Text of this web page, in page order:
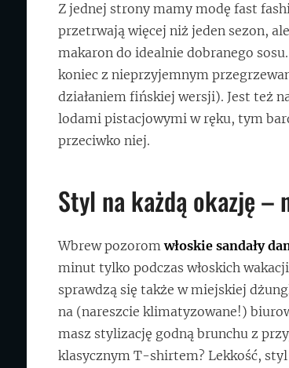
Z jednej strony mamy modę fast
przetrwają więcej niż jeden sezon,
makaron do idealnie dobranego
koniec z nieprzyjemnym
działaniem fińskiej wersji). Jest też
lodami pistacjowymi w ręku, tym
przeciwko niej.
Styl na każdą okazję –
Wbrew pozoromwłoskie sandały
minut tylko podczas włoskich
sprawdzą się także w miejskiej
na (nareszcie klimatyzowane!)
masz stylizację godną brunchu z
klasycznym T-shirtem? Lekkość, styl